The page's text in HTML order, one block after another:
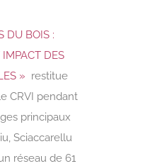
DU BOIS :
IMPACT DES
» restitue
CRVI pendant
principaux
Sciaccarellu
réseau de 61